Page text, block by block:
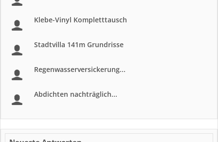
Klebe-Vinyl Kompletttausch
Stadtvilla 141m Grundrisse
Regenwasserversickerung...
Abdichten nachträglich...